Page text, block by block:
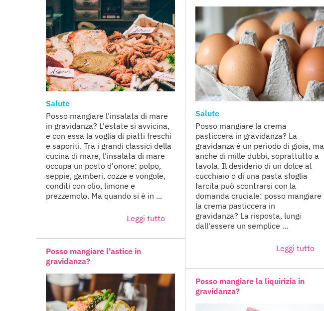
Salute
Posso mangiare l'insalata di mare
in gravidanza? L'estate si avvicina,
e con essa la voglia di piatti freschi
e saporiti. Tra i grandi classici della
cucina di mare, l'insalata di mare
occupa un posto d'onore: polpo,
seppie, gamberi, cozze e vongole,
conditi con olio, limone e
prezzemolo. Ma quando si è in ...
Leggi tutto
Salute
Posso mangiare la crema
pasticcera in gravidanza? La
gravidanza è un periodo di gioia, ma
anche di mille dubbi, soprattutto a
tavola. Il desiderio di un dolce al
cucchiaio o di una pasta sfoglia
farcita può scontrarsi con la
domanda cruciale: posso mangiare
la crema pasticcera in
gravidanza? La risposta, lungi
dall'essere un semplice ...
Leggi tutto
Posso mangiare l'astice in
gravidanza?
Posso mangiare la liquirizia in
gravidanza?